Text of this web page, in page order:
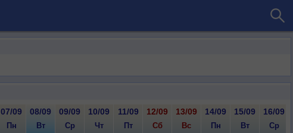
07/09 08/09 09/09 10/09 11/09 12/09 13/09 14/09 15/09 16/09
Пн Вт Ср Чт Пт Сб Вс Пн Вт Ср